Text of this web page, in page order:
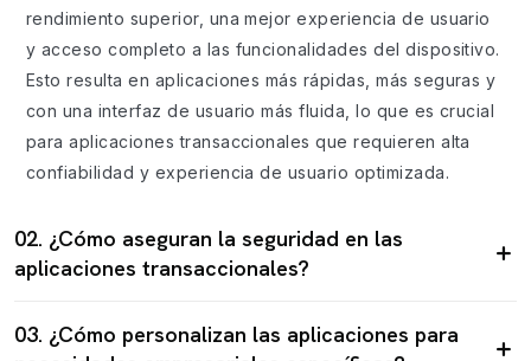
rendimiento superior, una mejor experiencia de usuario
y acceso completo a las funcionalidades del dispositivo.
Esto resulta en aplicaciones más rápidas, más seguras y
con una interfaz de usuario más fluida, lo que es crucial
para aplicaciones transaccionales que requieren alta
confiabilidad y experiencia de usuario optimizada.
02. ¿Cómo aseguran la seguridad en las
aplicaciones transaccionales?
03. ¿Cómo personalizan las aplicaciones para